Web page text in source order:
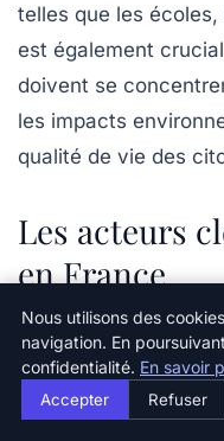
telles que les
est également
doivent se
les impacts
qualité de vie des
Les acteurs
en France
En France,
déterminant dans la
Des organisations
Nous utilisons des
navigation. En
confidentialité. En savoir
Accepter Refuser